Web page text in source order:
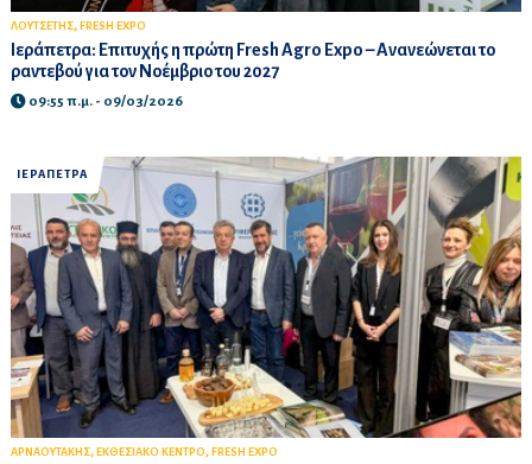
ΛΟΥΤΣΕΤΗΣ, FRESH EXPO
Ιεράπετρα: Επιτυχής η πρώτη Fresh Agro Expo – Ανανεώνεται το
ραντεβού για τον Νοέμβριο του 2027
09:55 π.μ. - 09/03/2026
ΙΕΡΑΠΕΤΡΑ
ΑΡΝΑΟΥΤΑΚΗΣ, ΕΚΘΕΣΙΑΚΟ ΚΕΝΤΡΟ, FRESH EXPO